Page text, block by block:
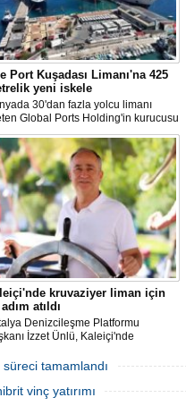
Port Kuşadası Limanı'na 425
yeni iskele
30'dan fazla yolcu limanı
Global Ports Holding'in kurucusu
Kurulu Başkanı Mehmet
sahibi olduğu Ege Port
yeni bir yatırım hamlesine
kruvaziyer liman için
atıldı
Denizcileşme Platformu
İzzet Ünlü, Kaleiçi'nde
ve Altyapı Bakanlığı 6'ncı
başlatıldığını açıkladı.
tamamlandı
vinç yatırımı